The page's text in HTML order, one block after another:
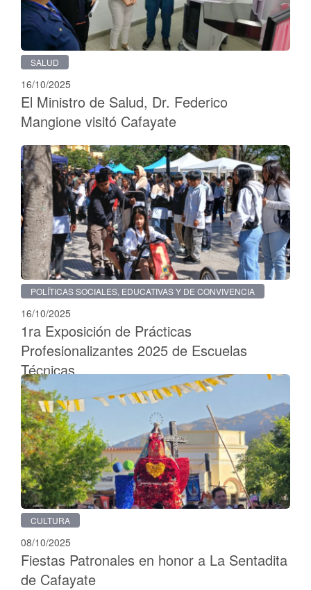
SALUD
16/10/2025
El Ministro de Salud, Dr. Federico
Mangione visitó Cafayate
POLÍTICAS SOCIALES, EDUCATIVAS Y DE CONVIVENCIA
16/10/2025
1ra Exposición de Prácticas
Profesionalizantes 2025 de Escuelas
Técnicas
CULTURA
08/10/2025
Fiestas Patronales en honor a La Sentadita
de Cafayate